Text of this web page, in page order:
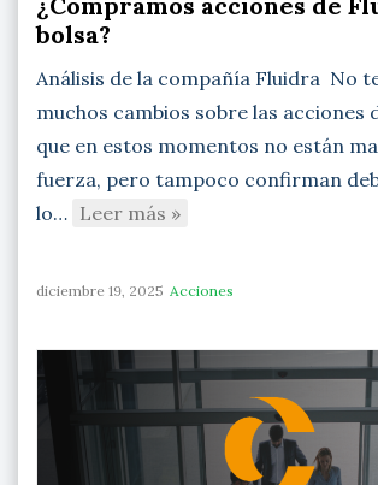
bolsa?
Análisis de la compañía Fluidra No
muchos cambios sobre las acciones
que en estos momentos no están
fuerza, pero tampoco confirman
lo… Leer más »
diciembre 19, 2025 Acciones